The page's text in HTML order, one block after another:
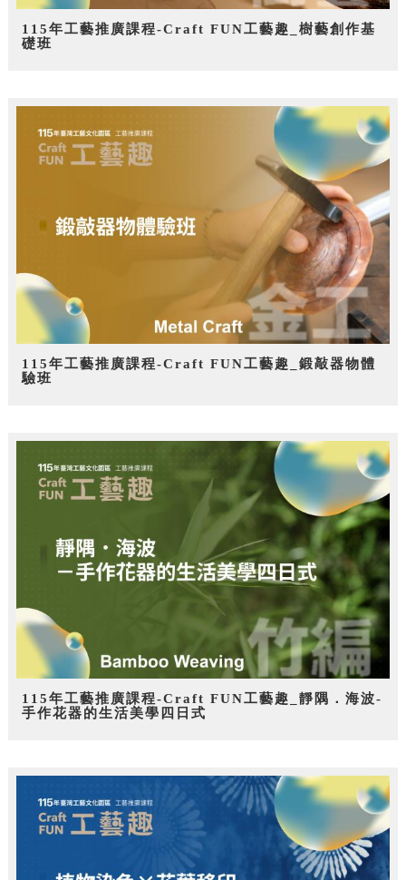
115年工藝推廣課程-Craft FUN工藝趣_樹藝創作基
礎班
115年工藝推廣課程-Craft FUN工藝趣_鍛敲器物體
驗班
115年工藝推廣課程-Craft FUN工藝趣_靜隅．海波-
手作花器的生活美學四日式